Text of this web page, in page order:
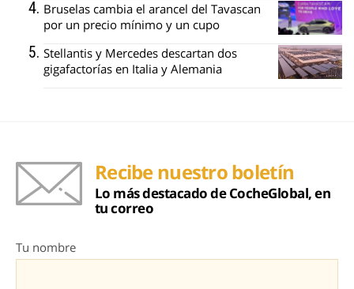
Bruselas cambia el arancel del Tavascan
por un precio mínimo y un cupo
Stellantis y Mercedes descartan dos
gigafactorías en Italia y Alemania
Recibe nuestro boletín
Lo más destacado de CocheGlobal, en
tu correo
Tu nombre